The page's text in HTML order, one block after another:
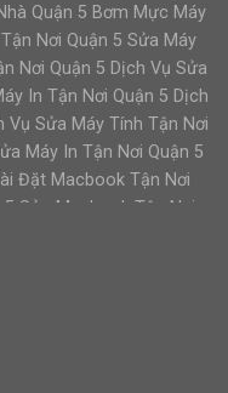
Quận 5 Bơm Mực Máy
Nơi Quận 5 Sửa Máy
Nơi Quận 5 Dịch Vụ Sửa
In Tận Nơi Quận 5 Dịch
Vụ Sửa Máy Tính Tận Nơi
Máy In Tận Nơi Quận 5
Đặt Macbook Tận Nơi
Sửa Macbook Tận Nơi